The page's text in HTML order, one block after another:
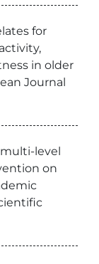
for
in older
Journal
multi-level
on